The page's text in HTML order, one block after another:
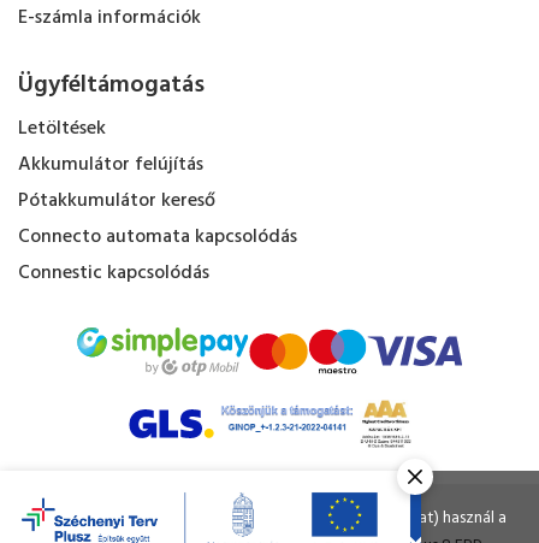
E-számla információk
Ügyféltámogatás
Letöltések
Akkumulátor felújítás
Pótakkumulátor kereső
Connecto automata kapcsolódás
Connestic kapcsolódás
Kapacitás Kft. © Minden jog fenntartva.
Ahogy a legtöbb weboldal, a miénk is sütiket (cookie-kat) használ a